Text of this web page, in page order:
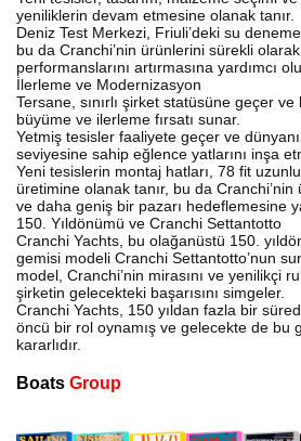
yeniliklerin devam etmesine olanak tanır.
Deniz Test Merkezi, Friuli’deki su
bu da Cranchi’nin ürünlerini sürekli
performanslarını artırmasına yardımcı
İlerleme ve Modernizasyon
Tersane, sınırlı şirket statüsüne geçer
büyüme ve ilerleme fırsatı sunar.
Yetmiş tesisler faaliyete geçer ve
seviyesine sahip eğlence yatlarını inşa
Yeni tesislerin montaj hatları, 78 fit
üretimine olanak tanır, bu da Cranchi’nin
ve daha geniş bir pazarı hedeflemesine
150. Yıldönümü ve Cranchi Settantotto
Cranchi Yachts, bu olağanüstü 150.
gemisi modeli Cranchi Settantotto’nun
model, Cranchi’nin mirasını ve yenilikçi
şirketin gelecekteki başarısını simgeler.
Cranchi Yachts, 150 yıldan fazla bir
öncü bir rol oynamış ve gelecekte de bu
kararlıdır.
Boats Group